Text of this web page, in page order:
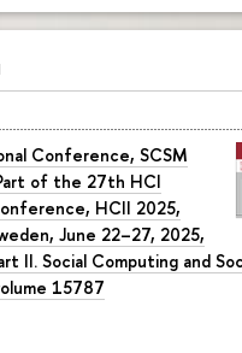
Conference, SCSM
of the 27th HCI
HCII 2025,
June 22–27, 2025,
II. Social Computing and
15787